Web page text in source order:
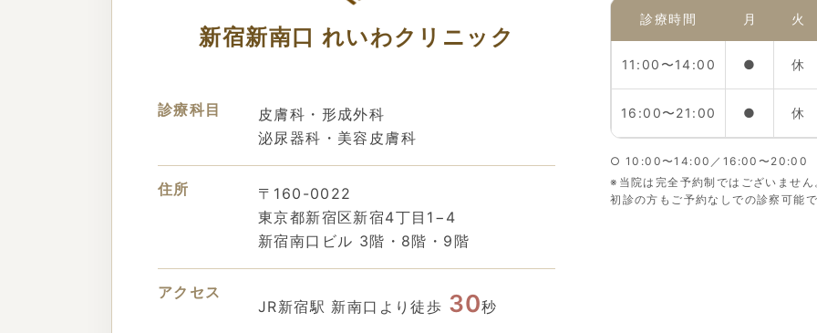
新宿新南口 れいわクリニック
診療科目
皮膚科・形成外科
泌尿器科・美容皮膚科
住所
〒160-0022
東京都新宿区新宿4丁目1−4
新宿南口ビル 3階・8階・9階
アクセス
JR新宿駅 新南口より徒歩 30秒
診療時間 月 火
11:00〜14:00 ● 休
16:00〜21:00 ● 休
○ 10:00〜14:00／16:00〜20:00
※当院は完全予約制ではございません
初診の方もご予約なしでの診察可能で